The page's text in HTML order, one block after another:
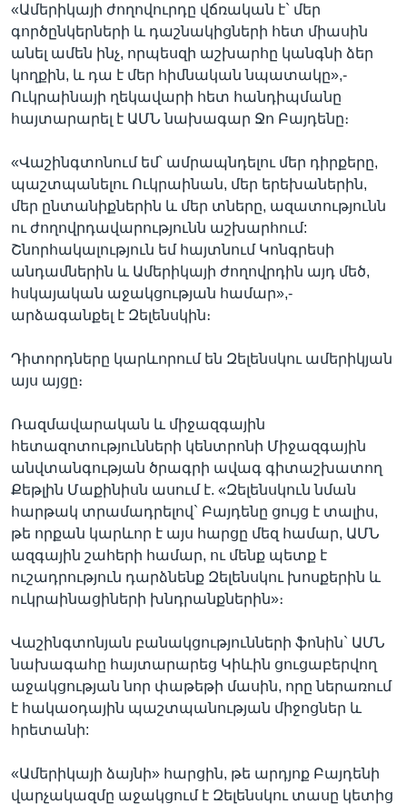
«Ամերիկայի ժողովուրդը վճռական է` մեր
գործընկերների և դաշնակիցների հետ միասին
անել ամեն ինչ, որպեսզի աշխարհը կանգնի ձեր
կողքին, և դա է մեր հիմնական նպատակը»,-
Ուկրաինայի ղեկավարի հետ հանդիպմանը
հայտարարել է ԱՄՆ նախագար Ջո Բայդենը։
«Վաշինգտոնում եմ՝ ամրապնդելու մեր դիրքերը,
պաշտպանելու Ուկրաինան, մեր երեխաներին,
մեր ընտանիքներին և մեր տները, ազատությունն
ու ժողովրդավարությունն աշխարհում:
Շնորհակալություն եմ հայտնում Կոնգրեսի
անդամներին և Ամերիկայի ժողովրդին այդ մեծ,
հսկայական աջակցության համար»,-
արձագանքել է Զելենսկին։
Դիտորդները կարևորում են Զելենսկու ամերիկյան
այս այցը։
Ռազմավարական և միջազգային
հետազոտությունների կենտրոնի Միջազգային
անվտանգության ծրագրի ավագ գիտաշխատող
Քեթլին Մաքինիսն ասում է. «Զելենսկուն նման
հարթակ տրամադրելով` Բայդենը ցույց է տալիս,
թե որքան կարևոր է այս հարցը մեզ համար, ԱՄՆ
ազգային շահերի համար, ու մենք պետք է
ուշադրություն դարձնենք Զելենսկու խոսքերին և
ուկրաինացիների խնդրանքներին»։
Վաշինգտոնյան բանակցությունների ֆոնին` ԱՄՆ
նախագահը հայտարարեց Կիևին ցուցաբերվող
աջակցության նոր փաթեթի մասին, որը ներառում
է հակաօդային պաշտպանության միջոցներ և
հրետանի:
«Ամերիկայի ձայնի» հարցին, թե արդյոք Բայդենի
վարչակազմը աջակցում է Զելենսկու տասը կետից